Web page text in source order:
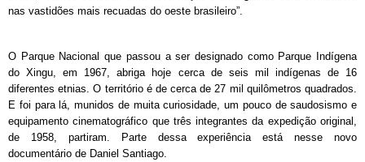
nas vastidões mais recuadas do oeste brasileiro”.
O Parque Nacional que passou a ser designado como Parque Indígena
do Xingu, em 1967, abriga hoje cerca de seis mil indígenas de 16
diferentes etnias. O território é de cerca de 27 mil quilômetros quadrados.
E foi para lá, munidos de muita curiosidade, um pouco de saudosismo e
equipamento cinematográfico que três integrantes da expedição original,
de 1958, partiram. Parte dessa experiência está nesse novo
documentário de Daniel Santiago.